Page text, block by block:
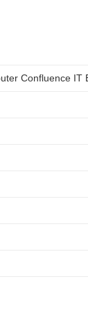
Confluence IT